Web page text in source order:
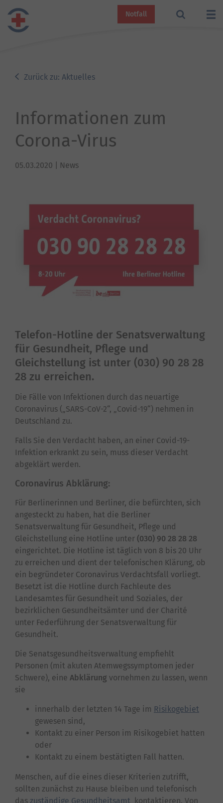
Notfall
Zurück zu: Aktuelles
Informationen zum
Corona-Virus
05.03.2020 | News
Telefon-Hotline der Senatsverwaltung
für Gesundheit, Pflege und
Gleichstellung ist unter (030) 90 28 28
28 zu erreichen.
Die Fälle von Infektionen durch das neuartige
Coronavirus („SARS-CoV-2“, „Covid-19“) nehmen in
Deutschland zu.
Falls Sie den Verdacht haben, an einer Covid-19-
Infektion erkrankt zu sein, muss dieser Verdacht
abgeklärt werden.
Coronavirus Abklärung:
Für Berlinerinnen und Berliner, die befürchten, sich
angesteckt zu haben, hat die Berliner
Senatsverwaltung für Gesundheit, Pflege und
Gleichstellung eine Hotline unter (030) 90 28 28 28
eingerichtet. Die Hotline ist täglich von 8 bis 20 Uhr
zu erreichen und dient der telefonischen Klärung, ob
ein begründeter Coronavirus Verdachtsfall vorliegt.
Besetzt ist die Hotline durch Fachleute des
Landesamtes für Gesundheit und Soziales, der
bezirklichen Gesundheitsämter und der Charité
unter Federführung der Senatsverwaltung für
Gesundheit.
Die Senatsgesundheitsverwaltung empfiehlt
Personen (mit akuten Atemwegssymptomen jeder
Schwere), eine Abklärung vornehmen zu lassen, wenn
sie
innerhalb der letzten 14 Tage im Risikogebiet
gewesen sind,
Kontakt zu einer Person im Risikogebiet hatten
oder
Kontakt zu einem bestätigten Fall hatten.
Menschen, auf die eines dieser Kriterien zutrifft,
sollten zunächst zu Hause bleiben und telefonisch
das zuständige Gesundheitsamt kontaktieren. Von